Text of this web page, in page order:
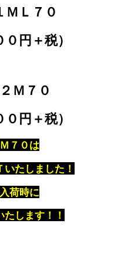
Ｌ７０
０円＋税）
Ｍ７０
０円＋税）
７０は
たしました！
荷時に
します！！